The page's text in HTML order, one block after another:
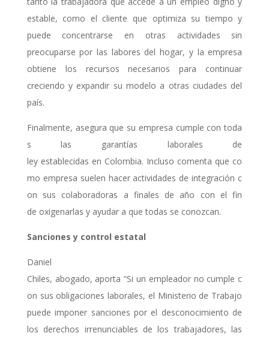
estable, como el cliente que optimiza su tiempo y
puede concentrarse en otras actividades sin
preocuparse por las labores del hogar, y la empresa
obtiene los recursos necesarios para continuar
creciendo y expandir su modelo a otras ciudades del
país.
Finalmente, asegura que su empresa cumple con toda
s las garantías laborales de
ley establecidas en Colombia. Incluso comenta que co
mo empresa suelen hacer actividades de integración c
on sus colaboradoras a finales de año con el fin
de oxigenarlas y ayudar a que todas se conozcan.
Sanciones y control estatal
Daniel
Chiles, abogado, aporta “Si un empleador no cumple c
on sus obligaciones laborales, el Ministerio de Trabajo
puede imponer sanciones por el desconocimiento de
los derechos irrenunciables de los trabajadores, las